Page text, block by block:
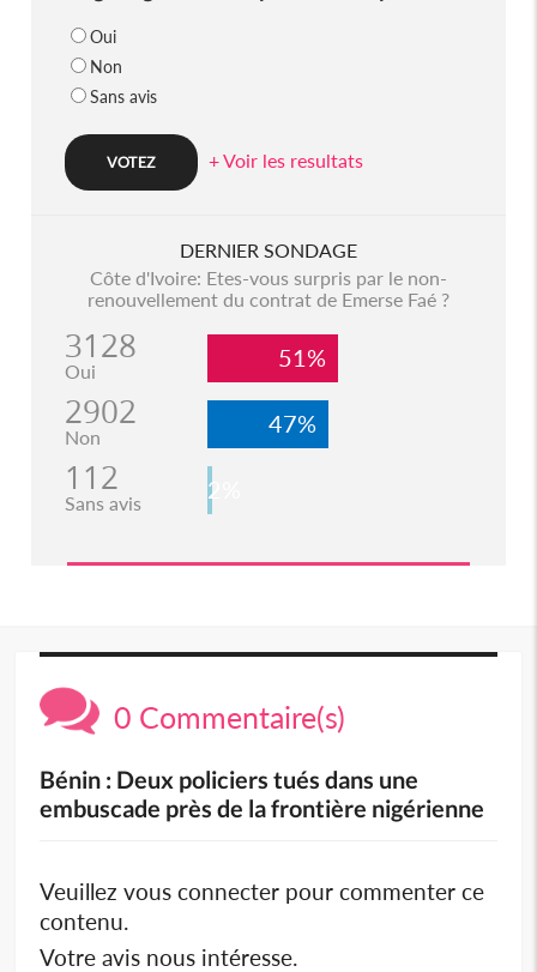
Oui
Non
Sans avis
+ Voir les resultats
DERNIER SONDAGE
Côte d'Ivoire: Etes-vous surpris par le non-
renouvellement du contrat de Emerse Faé ?
3128
Oui 51%
2902
Non 47%
112
Sans avis 2%
0 Commentaire(s)
Bénin : Deux policiers tués dans une
embuscade près de la frontière nigérienne
Veuillez vous connecter pour commenter ce
contenu.
Votre avis nous intéresse.